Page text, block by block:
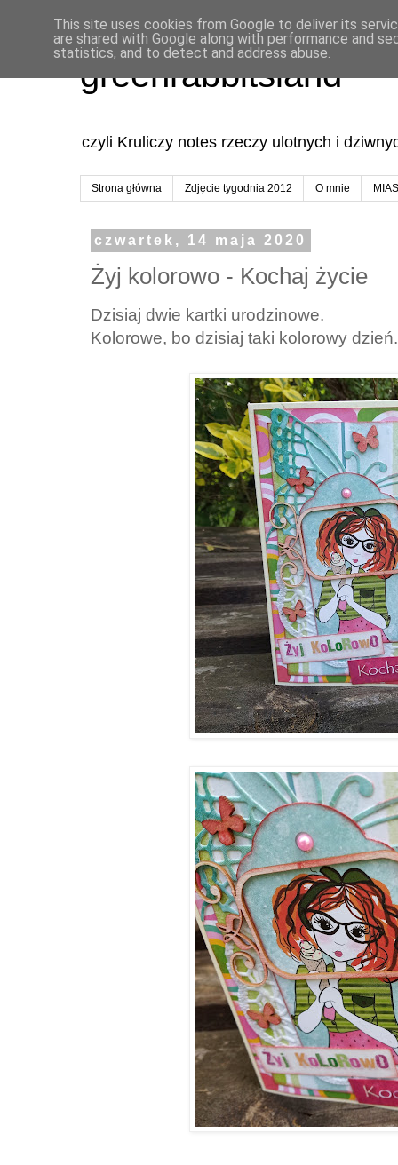
greenrabbitsland
czyli Kruliczy notes rzeczy ulotnych i
Strona główna Zdjęcie tygodnia 2012 O mnie
czwartek, 14 maja 2020
Żyj kolorowo - Kochaj życie
Dzisiaj dwie kartki urodzinowe.
Kolorowe, bo dzisiaj taki kolorowy dzień.
This site uses cookies from Google to deliver its
are shared with Google along with performance and
statistics, and to detect and address abuse.